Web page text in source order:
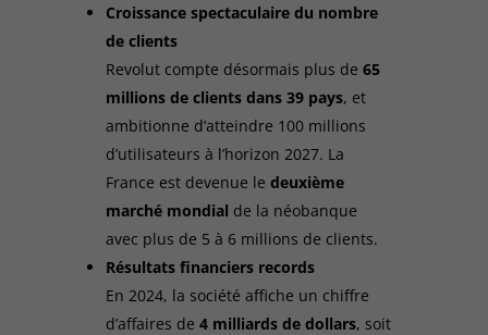
Croissance spectaculaire du nombre
de clients
Revolut compte désormais plus de 65
millions de clients dans 39 pays, et
ambitionne d’atteindre 100 millions
d’utilisateurs à l’horizon 2027. La
France est devenue le deuxième
marché mondial de la néobanque
avec plus de 5 à 6 millions de clients.
Résultats financiers records
En 2024, la société affiche un chiffre
d’affaires de 4 milliards de dollars, soit